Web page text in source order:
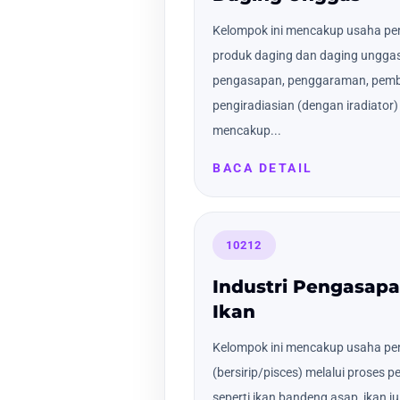
Kelompok ini mencakup usaha
produk daging dan daging
pengasapan, penggaraman,
pengiradiasian (dengan
mencakup...
BACA DETAIL
10212
Industri
Ikan
Kelompok ini mencakup usaha
(bersirip/pisces) melalui proses